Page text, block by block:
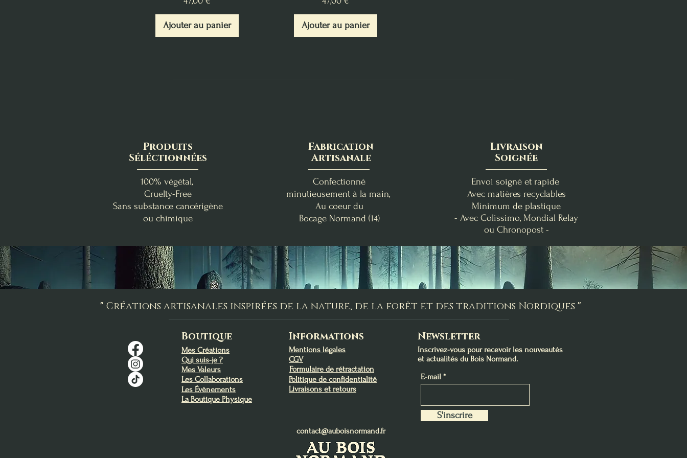
Ajouter au panier Ajouter au panier
Produits
Séléctionnées
100% végétal,
Cruelty-Free
Sans substance cancérigène
ou chimique
Fabrication
Artisanale
Confectionné
minutieusement à la main,
Au coeur du
Bocage Normand (14)
Livraison
Soignée
Envoi soigné et rapide
Avec matières recyclables
Minimum de plastique
- Avec Colissimo, Mondial Relay
ou Chronopost -
" Créations artisanales inspirées de la nature, de la forêt et des traditions Nordiques "
Boutique
Mes Créations
Qui suis-je ?
Mes Valeurs
Les Collaborations
Les Évènements
La Boutique Physique
Informations
Mentions légales
CGV
Politique de confidentialité
Livraisons et retours
Formulaire de rétractation
contact@auboisnormand.fr
Newsletter
Inscrivez-vous pour recevoir les nouveautés
et actualités du Bois Normand.
E-mail
S'inscrire